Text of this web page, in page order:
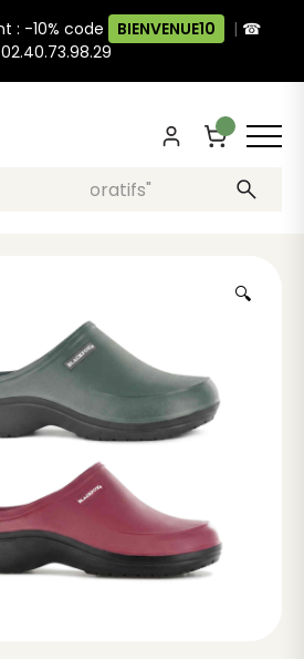
: -10% code BIENVENUE10 | ☎
02.40.73.98.29
"pots décoratifs"
🔍